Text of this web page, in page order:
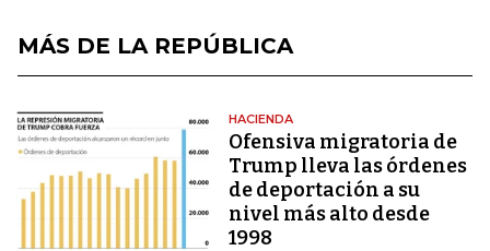
MÁS DE LA REPÚBLICA
HACIENDA
Ofensiva migratoria de
Trump lleva las órdenes
de deportación a su
nivel más alto desde
1998